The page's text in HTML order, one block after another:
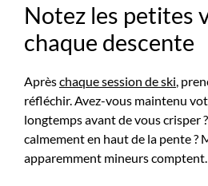
Notez les petites
chaque descente
Aprèschaque session de ski,
réfléchir. Avez-vous maintenu
longtemps avant de vous crisper
calmement en haut de la pente ?
apparemment mineurs comptent.